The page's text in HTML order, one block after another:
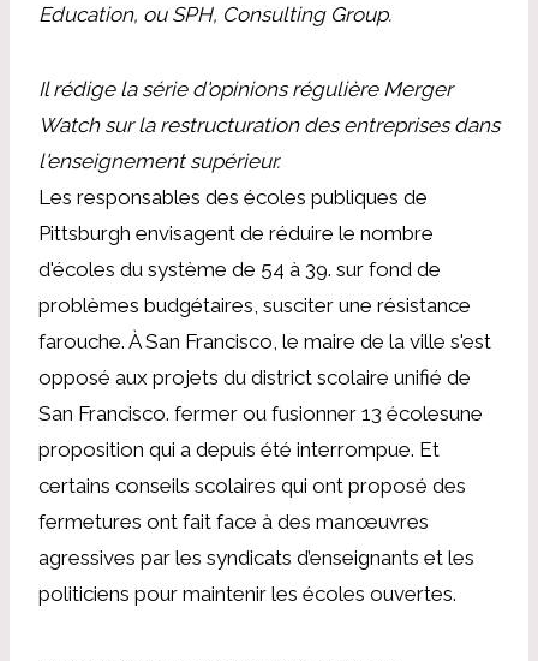
Education, ou SPH, Consulting Group.
Il rédige la série d'opinions régulière Merger
Watch sur la restructuration des entreprises dans
l'enseignement supérieur.
Les responsables des écoles publiques de
Pittsburgh envisagent de réduire le nombre
d'écoles du système de 54 à 39. sur fond de
problèmes budgétaires, susciter une résistance
farouche. À San Francisco, le maire de la ville s'est
opposé aux projets du district scolaire unifié de
San Francisco. fermer ou fusionner 13 écolesune
proposition qui a depuis été interrompue. Et
certains conseils scolaires qui ont proposé des
fermetures ont fait face à des manœuvres
agressives par les syndicats d’enseignants et les
politiciens pour maintenir les écoles ouvertes.